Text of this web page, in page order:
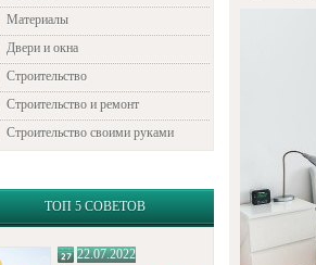
Материалы
Двери и окна
Строительство
Строительство и ремонт
Строительство своими руками
ТОП 5 СОВЕТОВ
22.07.2022